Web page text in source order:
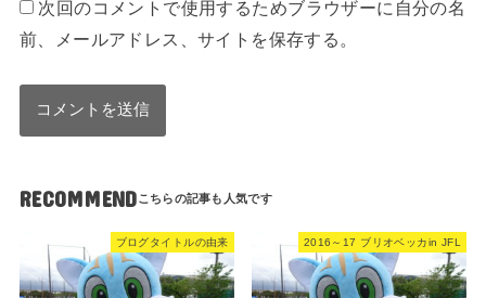
次回のコメントで使用するためブラウザーに自分の名
前、メールアドレス、サイトを保存する。
RECOMMEND
ブログタイトルの由来 2016～17 ブリオベッカin JFL